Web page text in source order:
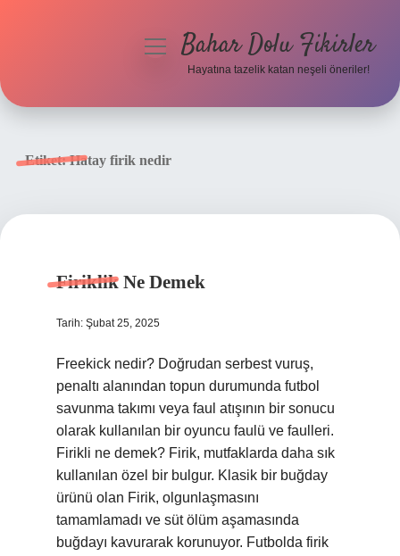
menüyüBahar Dolu Fikirler
Hayatına tazelik katan neşeli öneriler!
Etiket:Hatay firik nedir
Firiklik Ne Demek
Tarih: Şubat 25, 2025
Freekick nedir? Doğrudan serbest vuruş,
penaltı alanından topun durumunda futbol
savunma takımı veya faul atışının bir sonucu
olarak kullanılan bir oyuncu faulü ve faulleri.
Firikli ne demek? Firik, mutfaklarda daha sık
kullanılan özel bir bulgur. Klasik bir buğday
ürünü olan Firik, olgunlaşmasını
tamamlamadı ve süt ölüm aşamasında
buğdayı kavurarak korunuyor. Futbolda firik